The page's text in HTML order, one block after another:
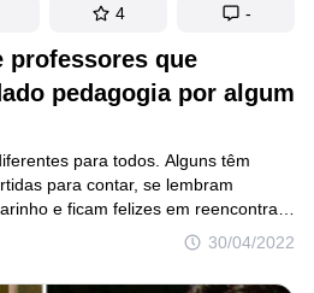
professores que
pedagogia por algum
30/04/2022
para todos. Alguns têm
para contar, se lembram
e ficam felizes em reencontrar
tentam esquecer esse tempo
e muitas vezes a razão disso são
arruinar a vida até dos alunos
4 -